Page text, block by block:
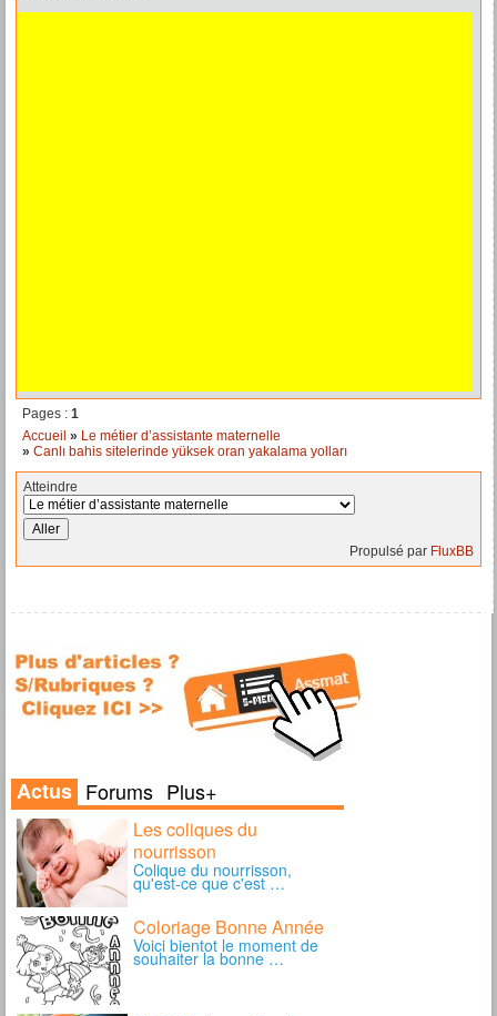
Pages : 1
Accueil » Le métier d’assistante maternelle
» Canlı bahis sitelerinde yüksek oran yakalama yolları
Atteindre
Propulsé par FluxBB